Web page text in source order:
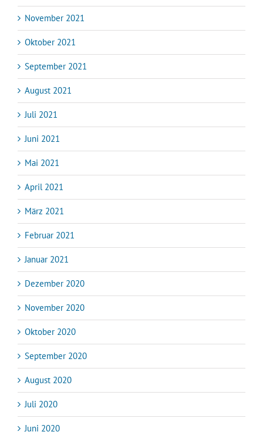
November 2021
Oktober 2021
September 2021
August 2021
Juli 2021
Juni 2021
Mai 2021
April 2021
März 2021
Februar 2021
Januar 2021
Dezember 2020
November 2020
Oktober 2020
September 2020
August 2020
Juli 2020
Juni 2020